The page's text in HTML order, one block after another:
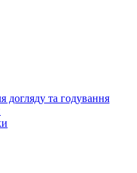
догляду та годування